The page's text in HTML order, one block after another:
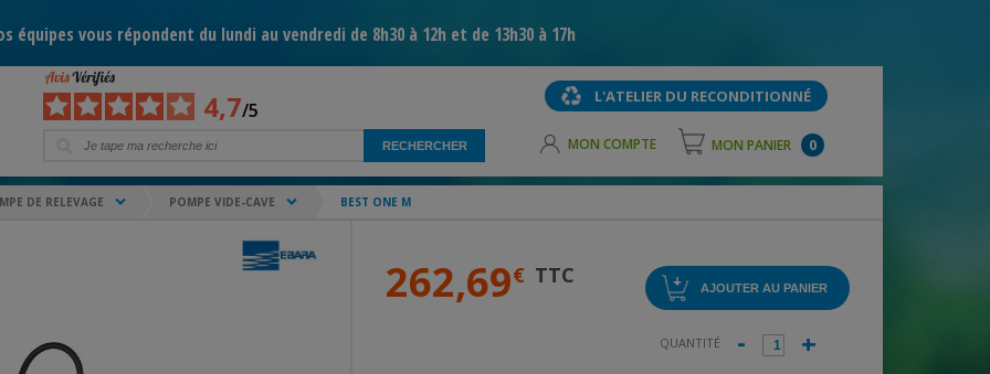
équipes vous répondent du lundi au vendredi de 8h30 à 12h et de 13h30 à 17h
L'ATELIER DU RECONDITIONNÉ
4,7/5
MON COMPTE MON PANIER 0
262,69€ TTC
QUANTITÉ - +
DE RELEVAGE POMPE VIDE-CAVE BEST ONE M